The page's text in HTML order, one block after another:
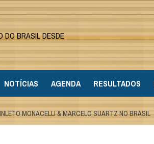
DO BRASIL DESDE
NOTÍCIAS AGENDA RESULTADOS
MONACELLI & MARCELO SUARTZ NO BRASIL